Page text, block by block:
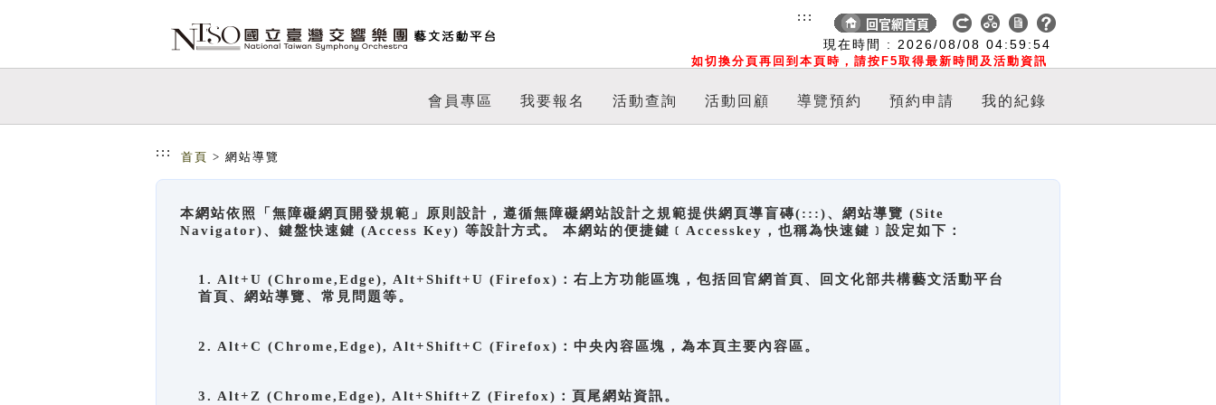
現在時間 : 2026/08/08 04:59:55
如切換分頁再回到本頁時，請按F5取得最新時間及活動資訊
:::
會員專區 我要報名 活動查詢 活動回顧 導覽預約 預約申請 我的紀錄
::: 首頁 > 網站導覽
本網站依照「無障礙網頁開發規範」原則設計，遵循無障礙網站設計之規範提供網頁導盲磚(:::)、網站導覽 (Site
Navigator)、鍵盤快速鍵 (Access Key) 等設計方式。 本網站的便捷鍵﹝Accesskey，也稱為快速鍵﹞設定如下：
1. Alt+U (Chrome,Edge), Alt+Shift+U (Firefox)：右上方功能區塊，包括回官網首頁、回文化部共構藝文活動平台
首頁、網站導覽、常見問題等。
2. Alt+C (Chrome,Edge), Alt+Shift+C (Firefox)：中央內容區塊，為本頁主要內容區。
3. Alt+Z (Chrome,Edge), Alt+Shift+Z (Firefox)：頁尾網站資訊。